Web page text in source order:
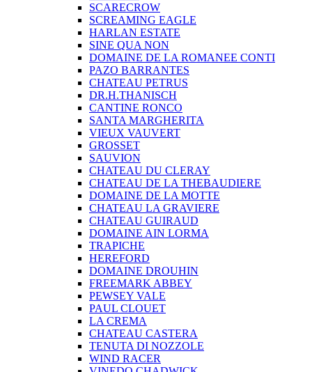
SCARECROW
SCREAMING EAGLE
HARLAN ESTATE
SINE QUA NON
DOMAINE DE LA ROMANEE CONTI
PAZO BARRANTES
CHATEAU PETRUS
DR.H.THANISCH
CANTINE RONCO
SANTA MARGHERITA
VIEUX VAUVERT
GROSSET
SAUVION
CHATEAU DU CLERAY
CHATEAU DE LA THEBAUDIERE
DOMAINE DE LA MOTTE
CHATEAU LA GRAVIERE
CHATEAU GUIRAUD
DOMAINE AIN LORMA
TRAPICHE
HEREFORD
DOMAINE DROUHIN
FREEMARK ABBEY
PEWSEY VALE
PAUL CLOUET
LA CREMA
CHATEAU CASTERA
TENUTA DI NOZZOLE
WIND RACER